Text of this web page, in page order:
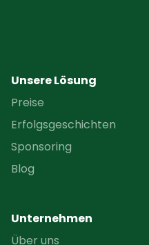
Unsere Lösung
Preise
Erfolgsgeschichten
Sponsoring
Blog
Unternehmen
Über uns